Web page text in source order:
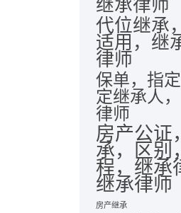
继承律师
代位继承
适用，继
律师
保单，指
定继承人
律师
房产公证
承，区别
程，继承
继承律师
房产继承